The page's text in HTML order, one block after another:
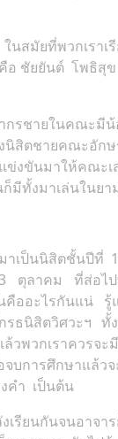
ในสมัยที่พวก
ชัยยันต์ โพธิสุ
กรชายในคณะ
ตชายคณะอัก
งขันมาให้คณะ
มีทั้งมาเล่นในย
มาเป็นนิสิตชั้นปีที่
ลาคม ที่ส่อไปท
ออะไรกันแน่
รธนิสิตวิศวะ
พวกเราควรจ
บการศึกษาแล้
คำ เป็นต้น
เรียนกันจนอา